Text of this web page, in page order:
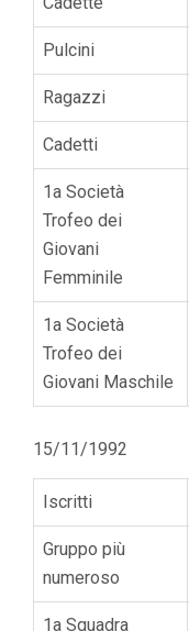
Pulcini
Ragazzi
Cadetti
1a Società
Trofeo dei
Giovani
Femminile
1a Società
Trofeo dei
Giovani Maschile
15/11/1992
Iscritti
Gruppo più
numeroso
1a Squadra